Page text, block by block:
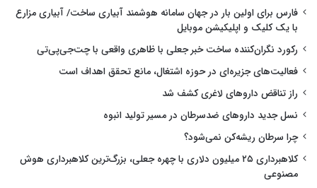
فارس برای اولین بار در جهان سامانه هوشمند آبیاری ساخت/ آبیاری مزارع
با یک کلیک و اپلیکیشن موبایل
رکورد نگران‌کننده ساخت خبر جعلی با ظاهری واقعی با چت‌جی‌پی‌تی
فعالیت‌های جزیره‌ای در حوزه اشتغال، مانع تحقق اهداف است
راز تناقض داروهای لاغری کشف شد
نسل جدید داروهای ضدسرطان در مسیر تولید انبوه
چرا سرطان ریشه‌کن نمی‌شود؟
کلاهبرداری ۲۵ میلیون دلاری با چهره جعلی، بزرگ‌ترین کلاهبرداری هوش
مصنوعی